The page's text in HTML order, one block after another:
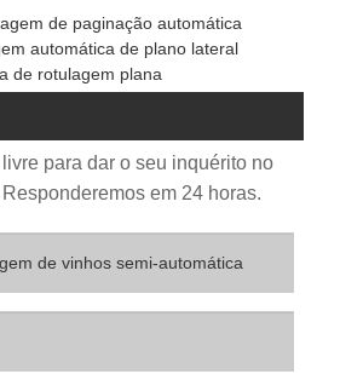
de paginação automática
automática de plano lateral
de rotulagem plana
para dar o seu inquérito no
em 24 horas.